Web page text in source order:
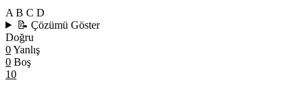
A B C D
📝 Çözümü Göster
Doğru
0Yanlış
0 Boş
10